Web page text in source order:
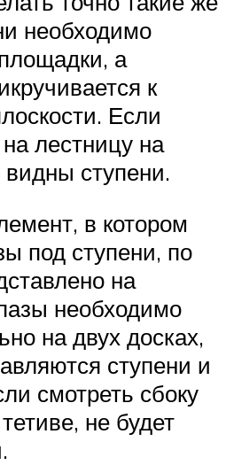
необходимо
а
к
Если
лестницу на
видны ступени.
в котором
под ступени, по
на
необходимо
на двух досках,
ступени и
смотреть сбоку
не будет